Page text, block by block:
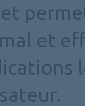
et